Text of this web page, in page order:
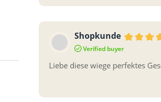
Shopkunde
Verified buyer
Liebe diese wiege perfektes